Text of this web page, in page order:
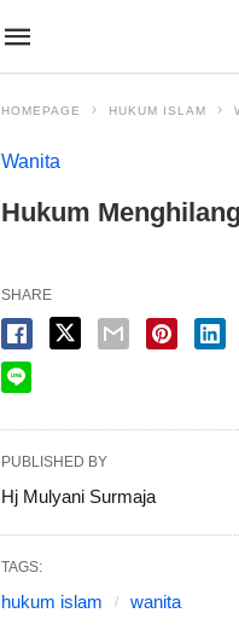
HOMEPAGE HUKUM ISLAM
Wanita
Hukum
SHARE
PUBLISHED BY
Hj Mulyani Surmaja
TAGS:
hukum islam wanita